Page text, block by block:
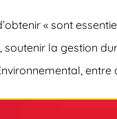
« sont
soutenir la gestion
entre